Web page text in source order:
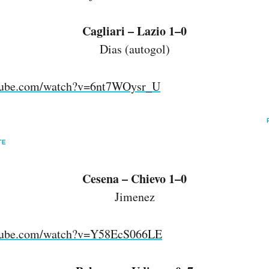
Cagliari – Lazio 1–0
Dias (autogol)
watch?v=6nt7WOysr_U
Cesena – Chievo 1–0
Jimenez
watch?v=Y58EcS066LE